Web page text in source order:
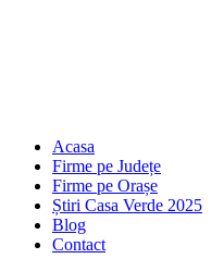
Acasa
Firme pe Județe
Firme pe Orașe
Știri Casa Verde 2025
Blog
Contact